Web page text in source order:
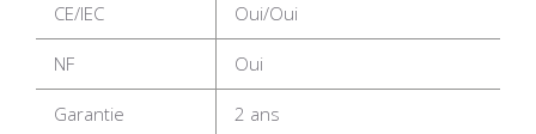
CE/IEC Oui/Oui
NF Oui
Garantie 2 ans